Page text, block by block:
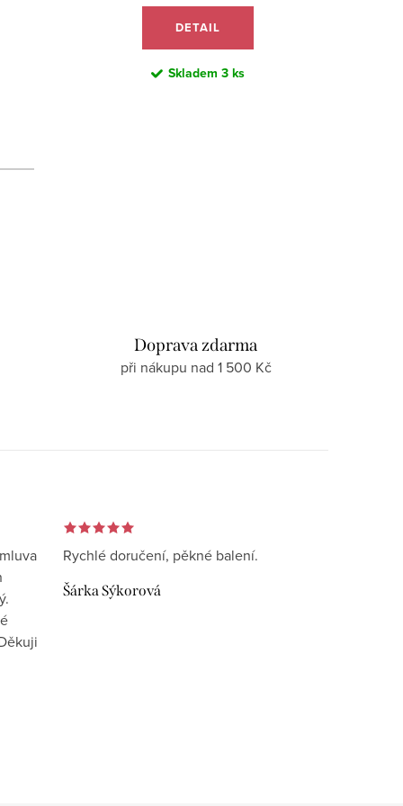
DETAIL
Skladem 3 ks
Doprava zdarma
při nákupu nad 1 500 Kč
Rychlé doručení, pěkné balení.
Šárka Sýkorová